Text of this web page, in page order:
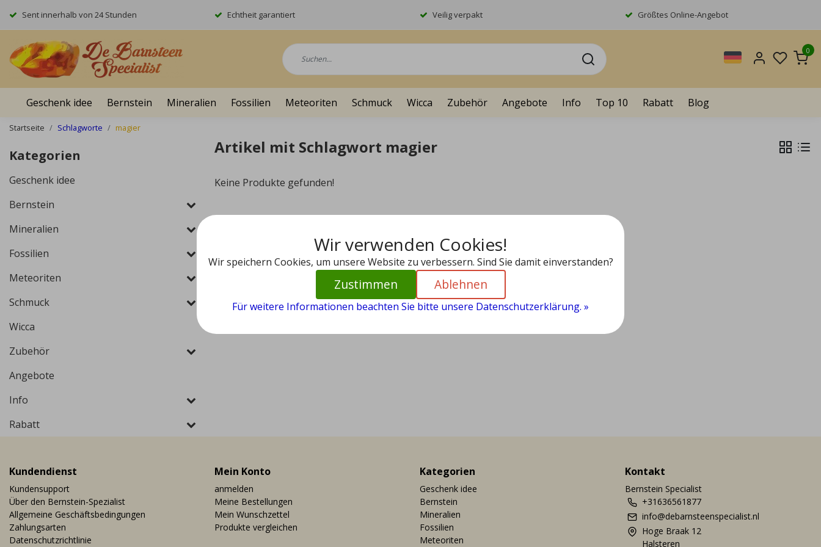
Sent innerhalb von 24 Stunden Echtheit garantiert Veilig verpakt Größtes Online-Angebot
0
Geschenk idee Bernstein Mineralien Fossilien Meteoriten Schmuck Wicca Zubehör Angebote Info Top 10 Rabatt Blog
Startseite Schlagworte magier
Kategorien
Geschenk idee
Bernstein
Mineralien
Fossilien
Meteoriten
Schmuck
Wicca
Zubehör
Angebote
Info
Rabatt
Artikel mit Schlagwort magier
Keine Produkte gefunden!
Kundendienst
Kundensupport
Über den Bernstein-Spezialist
Allgemeine Geschäftsbedingungen
Zahlungsarten
Datenschutzrichtlinie
Mein Konto
anmelden
Meine Bestellungen
Mein Wunschzettel
Produkte vergleichen
Kategorien
Geschenk idee
Bernstein
Mineralien
Fossilien
Meteoriten
Kontakt
Bernstein Specialist
+31636561877
info@debarnsteenspecialist.nl
Hoge Braak 12
Halsteren
Wir verwenden Cookies!
Wir speichern Cookies, um unsere Website zu verbessern. Sind Sie damit einverstanden?
Zustimmen Ablehnen
Für weitere Informationen beachten Sie bitte unsere Datenschutzerklärung. »